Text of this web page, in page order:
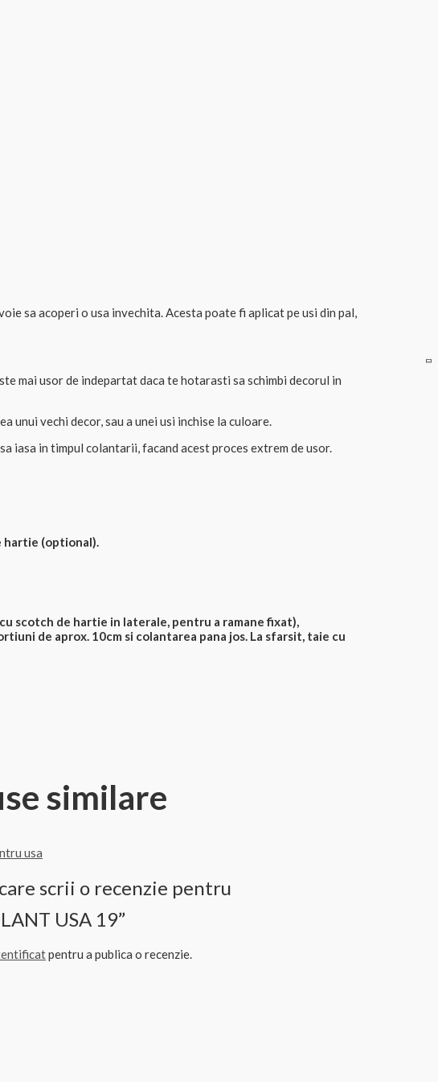
sa acoperi o usa invechita. Acesta poate fi aplicat pe usi din pal,
mai usor de indepartat daca te hotarasti sa schimbi decorul in
unui vechi decor, sau a unei usi inchise la culoare.
iasa in timpul colantarii, facand acest proces extrem de usor.
hartie (optional).
scotch de hartie in laterale, pentru a ramane fixat),
de aprox. 10cm si colantarea pana jos. La sfarsit, taie cu
scrii o recenzie pentru
USA 19”
pentru a publica o recenzie.
similare